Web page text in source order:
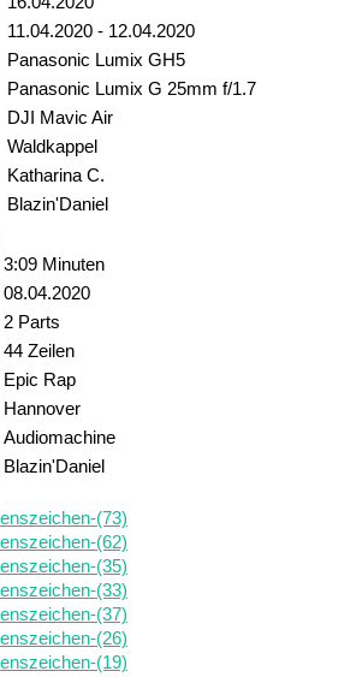
11.04.2020 - 12.04.2020
Panasonic Lumix GH5
Panasonic Lumix G 25mm f/1.7
DJI Mavic Air
Waldkappel
Katharina C.
Blazin'Daniel
3:09 Minuten
08.04.2020
2 Parts
44 Zeilen
Epic Rap
Hannover
Audiomachine
Blazin'Daniel